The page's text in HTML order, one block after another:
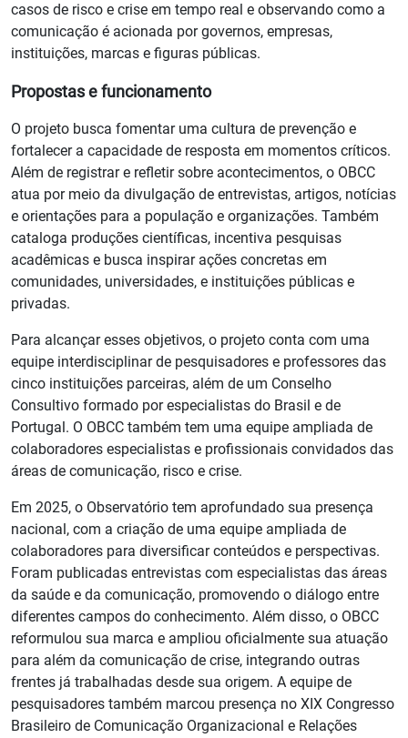
casos de risco e crise em tempo real e observando como a
comunicação é acionada por governos, empresas,
instituições, marcas e figuras públicas.
Propostas e funcionamento
O projeto busca fomentar uma cultura de prevenção e
fortalecer a capacidade de resposta em momentos críticos.
Além de registrar e refletir sobre acontecimentos, o OBCC
atua por meio da divulgação de entrevistas, artigos, notícias
e orientações para a população e organizações. Também
cataloga produções científicas, incentiva pesquisas
acadêmicas e busca inspirar ações concretas em
comunidades, universidades, e instituições públicas e
privadas.
Para alcançar esses objetivos, o projeto conta com uma
equipe interdisciplinar de pesquisadores e professores das
cinco instituições parceiras, além de um Conselho
Consultivo formado por especialistas do Brasil e de
Portugal. O OBCC também tem uma equipe ampliada de
colaboradores especialistas e profissionais convidados das
áreas de comunicação, risco e crise.
Em 2025, o Observatório tem aprofundado sua presença
nacional, com a criação de uma equipe ampliada de
colaboradores para diversificar conteúdos e perspectivas.
Foram publicadas entrevistas com especialistas das áreas
da saúde e da comunicação, promovendo o diálogo entre
diferentes campos do conhecimento. Além disso, o OBCC
reformulou sua marca e ampliou oficialmente sua atuação
para além da comunicação de crise, integrando outras
frentes já trabalhadas desde sua origem. A equipe de
pesquisadores também marcou presença no XIX Congresso
Brasileiro de Comunicação Organizacional e Relações